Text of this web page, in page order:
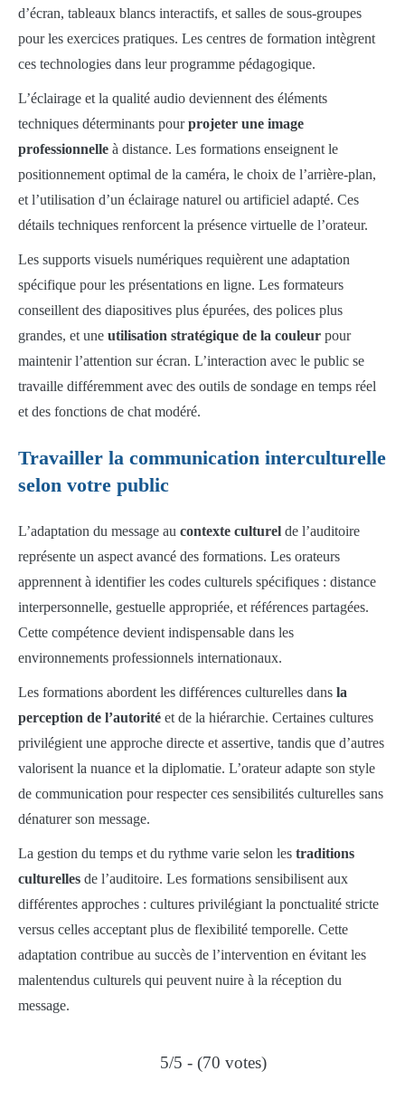
d’écran, tableaux blancs interactifs, et salles de sous-groupes
pour les exercices pratiques. Les centres de formation intègrent
ces technologies dans leur programme pédagogique.
L’éclairage et la qualité audio deviennent des éléments
techniques déterminants pourprojeter une image
professionnelle à distance. Les formations enseignent le
positionnement optimal de la caméra, le choix de l’arrière-plan,
et l’utilisation d’un éclairage naturel ou artificiel adapté. Ces
détails techniques renforcent la présence virtuelle de l’orateur.
Les supports visuels numériques requièrent une adaptation
spécifique pour les présentations en ligne. Les formateurs
conseillent des diapositives plus épurées, des polices plus
grandes, et une utilisation stratégique de la couleur pour
maintenir l’attention sur écran. L’interaction avec le public se
travaille différemment avec des outils de sondage en temps réel
et des fonctions de chat modéré.
Travailler la communication interculturelle
selon votre public
L’adaptation du message au contexte culturel de l’auditoire
représente un aspect avancé des formations. Les orateurs
apprennent à identifier les codes culturels spécifiques : distance
interpersonnelle, gestuelle appropriée, et références partagées.
Cette compétence devient indispensable dans les
environnements professionnels internationaux.
Les formations abordent les différences culturelles dans la
perception de l’autorité et de la hiérarchie. Certaines cultures
privilégient une approche directe et assertive, tandis que d’autres
valorisent la nuance et la diplomatie. L’orateur adapte son style
de communication pour respecter ces sensibilités culturelles sans
dénaturer son message.
La gestion du temps et du rythme varie selon les traditions
culturelles de l’auditoire. Les formations sensibilisent aux
différentes approches : cultures privilégiant la ponctualité stricte
versus celles acceptant plus de flexibilité temporelle. Cette
adaptation contribue au succès de l’intervention en évitant les
malentendus culturels qui peuvent nuire à la réception du
message.
5/5 - (70 votes)